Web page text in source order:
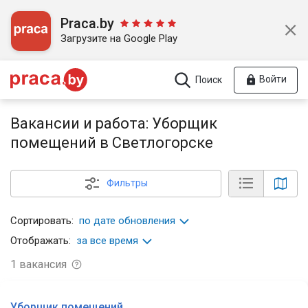
Praca.by
Загрузите на Google Play
Поиск Войти
Вакансии и работа: Уборщик
помещений в Светлогорске
Фильтры
Сортировать: по дате обновления
Отображать: за все время
1 вакансия